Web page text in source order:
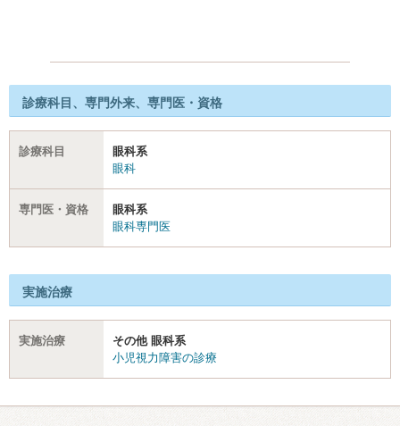
診療科目、専門外来、専門医・資格
診療科目
眼科系
眼科
専門医・資格
眼科系
眼科専門医
実施治療
実施治療
その他 眼科系
小児視力障害の診療